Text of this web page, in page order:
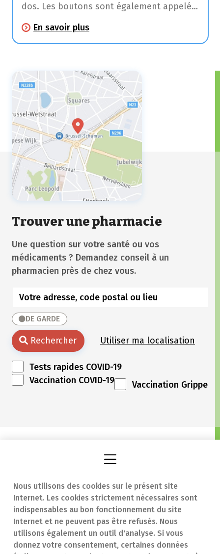
Nous utilisons des cookies sur le présent site
Internet. Les cookies strictement nécessaires sont
indispensables au bon fonctionnement du site
Internet et ne peuvent pas être refusés. Nous
utilisons également un outil d'analyse. Si vous
donnez votre consentement, certaines données
dos. Les boutons sont également appelés
bosse blanche due à l’accumulation de
sébum dans la glande sébacée.
En savoir plus
Trouver une pharmacie
Une question sur votre santé ou vos
médicaments ? Demandez conseil à un
pharmacien près de chez vous.
DE GARDE
Rechercher Utiliser ma localisation
Tests rapides COVID-19
Vaccination COVID-19
Vaccination Grippe
Trouver une
pharmacie
Notre expertise
En cas d'urgence
Contact
Questions